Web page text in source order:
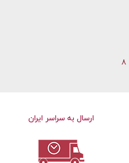
ارسال به سراسر ایران